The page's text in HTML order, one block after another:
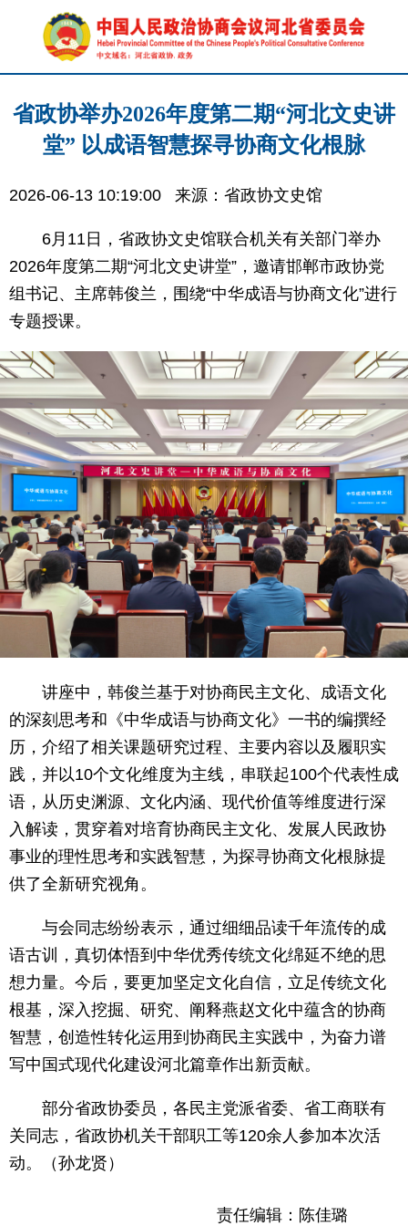
省政协举办2026年度第二期“河北文史讲
堂” 以成语智慧探寻协商文化根脉
2026-06-13 10:19:00 来源：省政协文史馆
6月11日，省政协文史馆联合机关有关部门举办
2026年度第二期“河北文史讲堂”，邀请邯郸市政协党
组书记、主席韩俊兰，围绕“中华成语与协商文化”进行
专题授课。
讲座中，韩俊兰基于对协商民主文化、成语文化
的深刻思考和《中华成语与协商文化》一书的编撰经
历，介绍了相关课题研究过程、主要内容以及履职实
践，并以10个文化维度为主线，串联起100个代表性成
语，从历史渊源、文化内涵、现代价值等维度进行深
入解读，贯穿着对培育协商民主文化、发展人民政协
事业的理性思考和实践智慧，为探寻协商文化根脉提
供了全新研究视角。
与会同志纷纷表示，通过细细品读千年流传的成
语古训，真切体悟到中华优秀传统文化绵延不绝的思
想力量。今后，要更加坚定文化自信，立足传统文化
根基，深入挖掘、研究、阐释燕赵文化中蕴含的协商
智慧，创造性转化运用到协商民主实践中，为奋力谱
写中国式现代化建设河北篇章作出新贡献。
部分省政协委员，各民主党派省委、省工商联有
关同志，省政协机关干部职工等120余人参加本次活
动。（孙龙贤）
责任编辑：陈佳璐